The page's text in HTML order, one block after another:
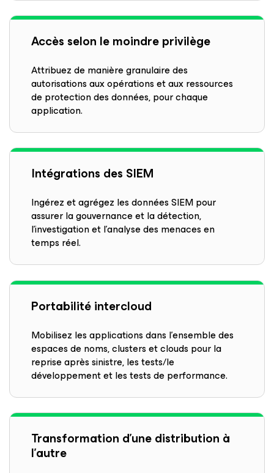
Accès selon le moindre privilège
Attribuez de manière granulaire des
autorisations aux opérations et aux ressources
de protection des données, pour chaque
application.
Intégrations des SIEM
Ingérez et agrégez les données SIEM pour
assurer la gouvernance et la détection,
l’investigation et l’analyse des menaces en
temps réel.
Portabilité intercloud
Mobilisez les applications dans l’ensemble des
espaces de noms, clusters et clouds pour la
reprise après sinistre, les tests/le
développement et les tests de performance.
Transformation d’une distribution à
l’autre